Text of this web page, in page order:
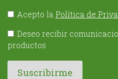
Acepto la Política de
Deseo recibir
productos